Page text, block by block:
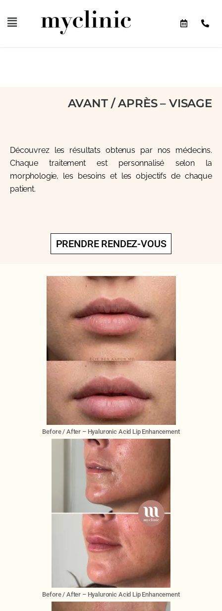
AVANT / APRÈS – VISAGE
Découvrez les résultats obtenus par nos médecins.
Chaque traitement est personnalisé selon la
morphologie, les besoins et les objectifs de chaque
patient.
PRENDRE RENDEZ-VOUS
Before / After – Hyaluronic Acid Lip Enhancement
Before / After – Hyaluronic Acid Lip Enhancement